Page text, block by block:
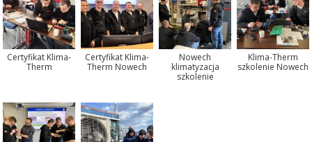
Certyfikat Klima-
Therm
Certyfikat Klima-
Therm Nowech
Nowech
klimatyzacja
szkolenie
Klima-Therm
szkolenie Nowech